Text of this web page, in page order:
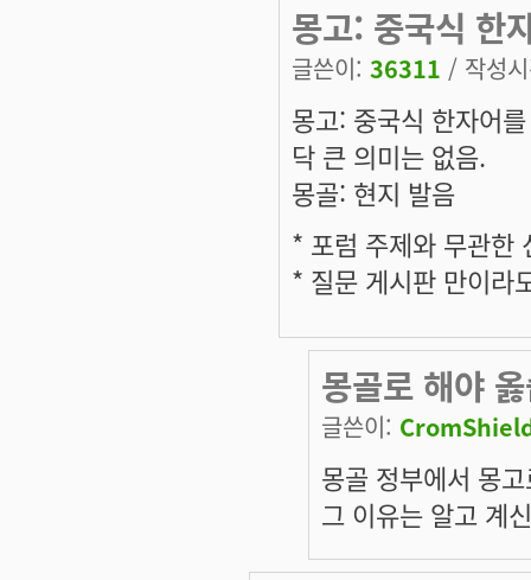
몽고: 중국식 한
글쓴이: 36311 / 작성
몽고: 중국식 한자어
닥 큰 의미는 없음.
몽골: 현지 발음
* 포럼 주제와 무관한
* 질문 게시판 만이라
몽골로 해야
글쓴이:
몽골 정부에서 몽
그 이유는 알고 계